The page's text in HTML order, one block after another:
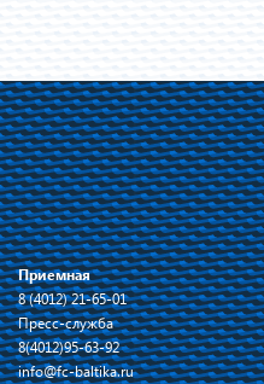
Приемная
8 (4012) 21-65-01
Пресс-служба
8(4012)95-63-92
info@fc-baltika.ru